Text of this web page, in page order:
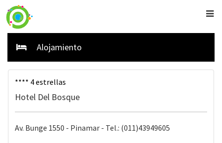
Alojamiento
**** 4 estrellas
Hotel Del Bosque
Av. Bunge 1550 - Pinamar - Tel.: (011)43949605